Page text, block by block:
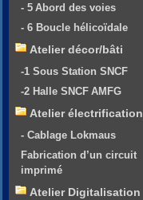
- 5 Abord des voies
- 6 Boucle hélicoïdale
Atelier décor/bâti
-1 Sous Station SNCF
-2 Halle SNCF AMFG
Atelier électrification
- Cablage Lokmaus
Fabrication d’un circuit
imprimé
Atelier Digitalisation